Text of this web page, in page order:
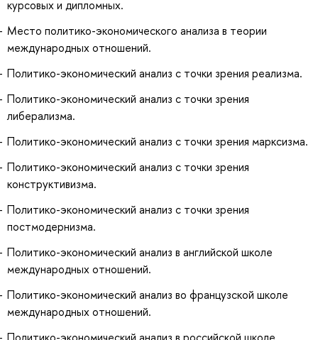
курсовых и дипломных.
Место политико-экономического анализа в теории
международных отношений.
Политико-экономический анализ с точки зрения реализма.
Политико-экономический анализ с точки зрения
либерализма.
Политико-экономический анализ с точки зрения марксизма.
Политико-экономический анализ с точки зрения
конструктивизма.
Политико-экономический анализ с точки зрения
постмодернизма.
Политико-экономический анализ в английской школе
международных отношений.
Политико-экономический анализ во французской школе
международных отношений.